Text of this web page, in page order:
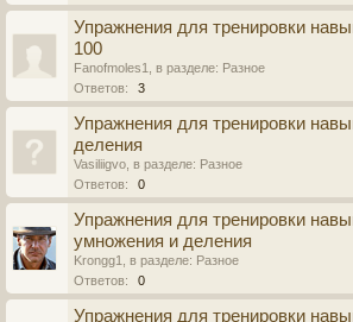
Упражнения для тренировки
100
Fanofmoles1 , в разделе: Разное
Ответов:
3
Упражнения для тренировки
деления
Vasiliigvo , в разделе: Разное
Ответов:
0
Упражнения для тренировки
умножения и деления
Krongg1 , в разделе: Разное
Ответов:
0
Упражнения для тренировки